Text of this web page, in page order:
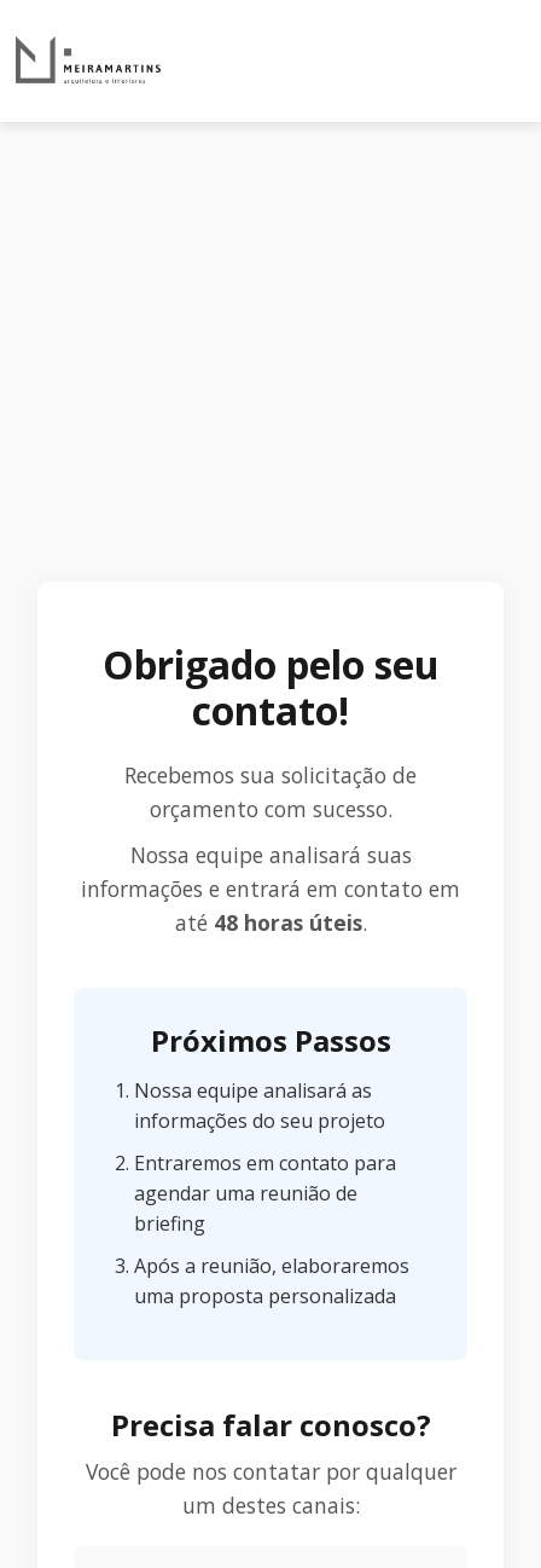
Obrigado pelo seu
contato!
Recebemos sua solicitação de
orçamento com sucesso.
Nossa equipe analisará suas
informações e entrará em contato em
até 48 horas úteis.
Próximos Passos
Nossa equipe analisará as
informações do seu projeto
Entraremos em contato para
agendar uma reunião de
briefing
Após a reunião, elaboraremos
uma proposta personalizada
Precisa falar conosco?
Você pode nos contatar por qualquer
um destes canais: